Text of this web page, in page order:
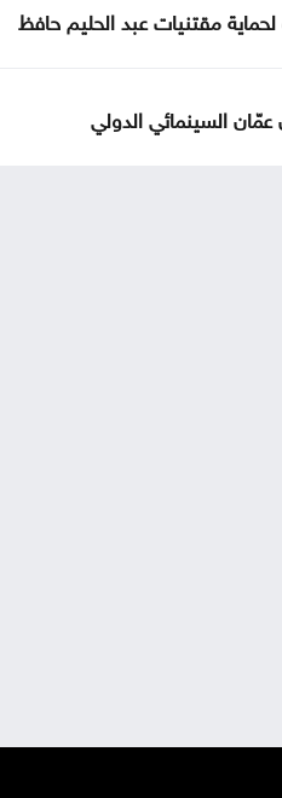
مقتنيات عبد الحليم حافظ
عمّان السينمائي الدولي